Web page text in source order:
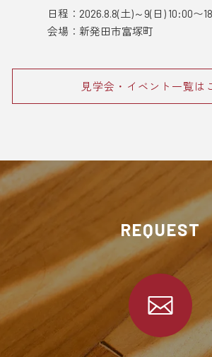
日程：2026.8.8(土)～9(日) 10:00〜
会場：新発田市富塚町
見学会・イベント一覧は
REQUEST